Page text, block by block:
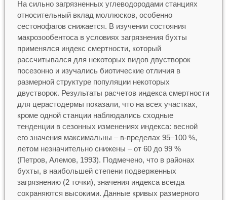
На сильно загрязненных углеводородами станциях
относительный вклад моллюсков, особенно
сестонофагов снижается. В изучении состояния
макрозообентоса в условиях загрязнения бухты
применялся индекс смертности, который
рассчитывался для некоторых видов двустворок
посезонно и изучались биотические отличия в
размерной структуре популяции некоторых
двустворок. Результаты расчетов индекса смертности
для церастодермы показали, что на всех участках,
кроме одной станции наблюдались сходные
тенденции в сезонных изменениях индекса: весной
его значения максимальны – в-пределах 95–100 %,
летом незначительно снижены – от 60 до 99 %
(Петров, Алемов, 1993). Подмечено, что в районах
бухты, в наибольшей степени подверженных
загрязнению (2 точки), значения индекса всегда
сохраняются высокими. Данные кривых размерного